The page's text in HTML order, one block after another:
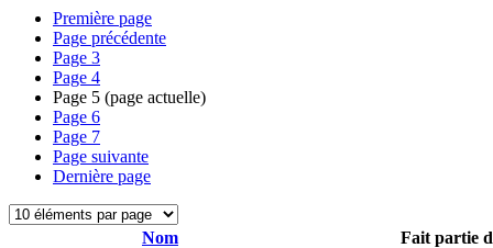
Première page
Page précédente
Page 3
Page 4
Page 5 (page actuelle)
Page 6
Page 7
Page suivante
Dernière page
Nom
Fait partie